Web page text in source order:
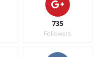
735
Followers